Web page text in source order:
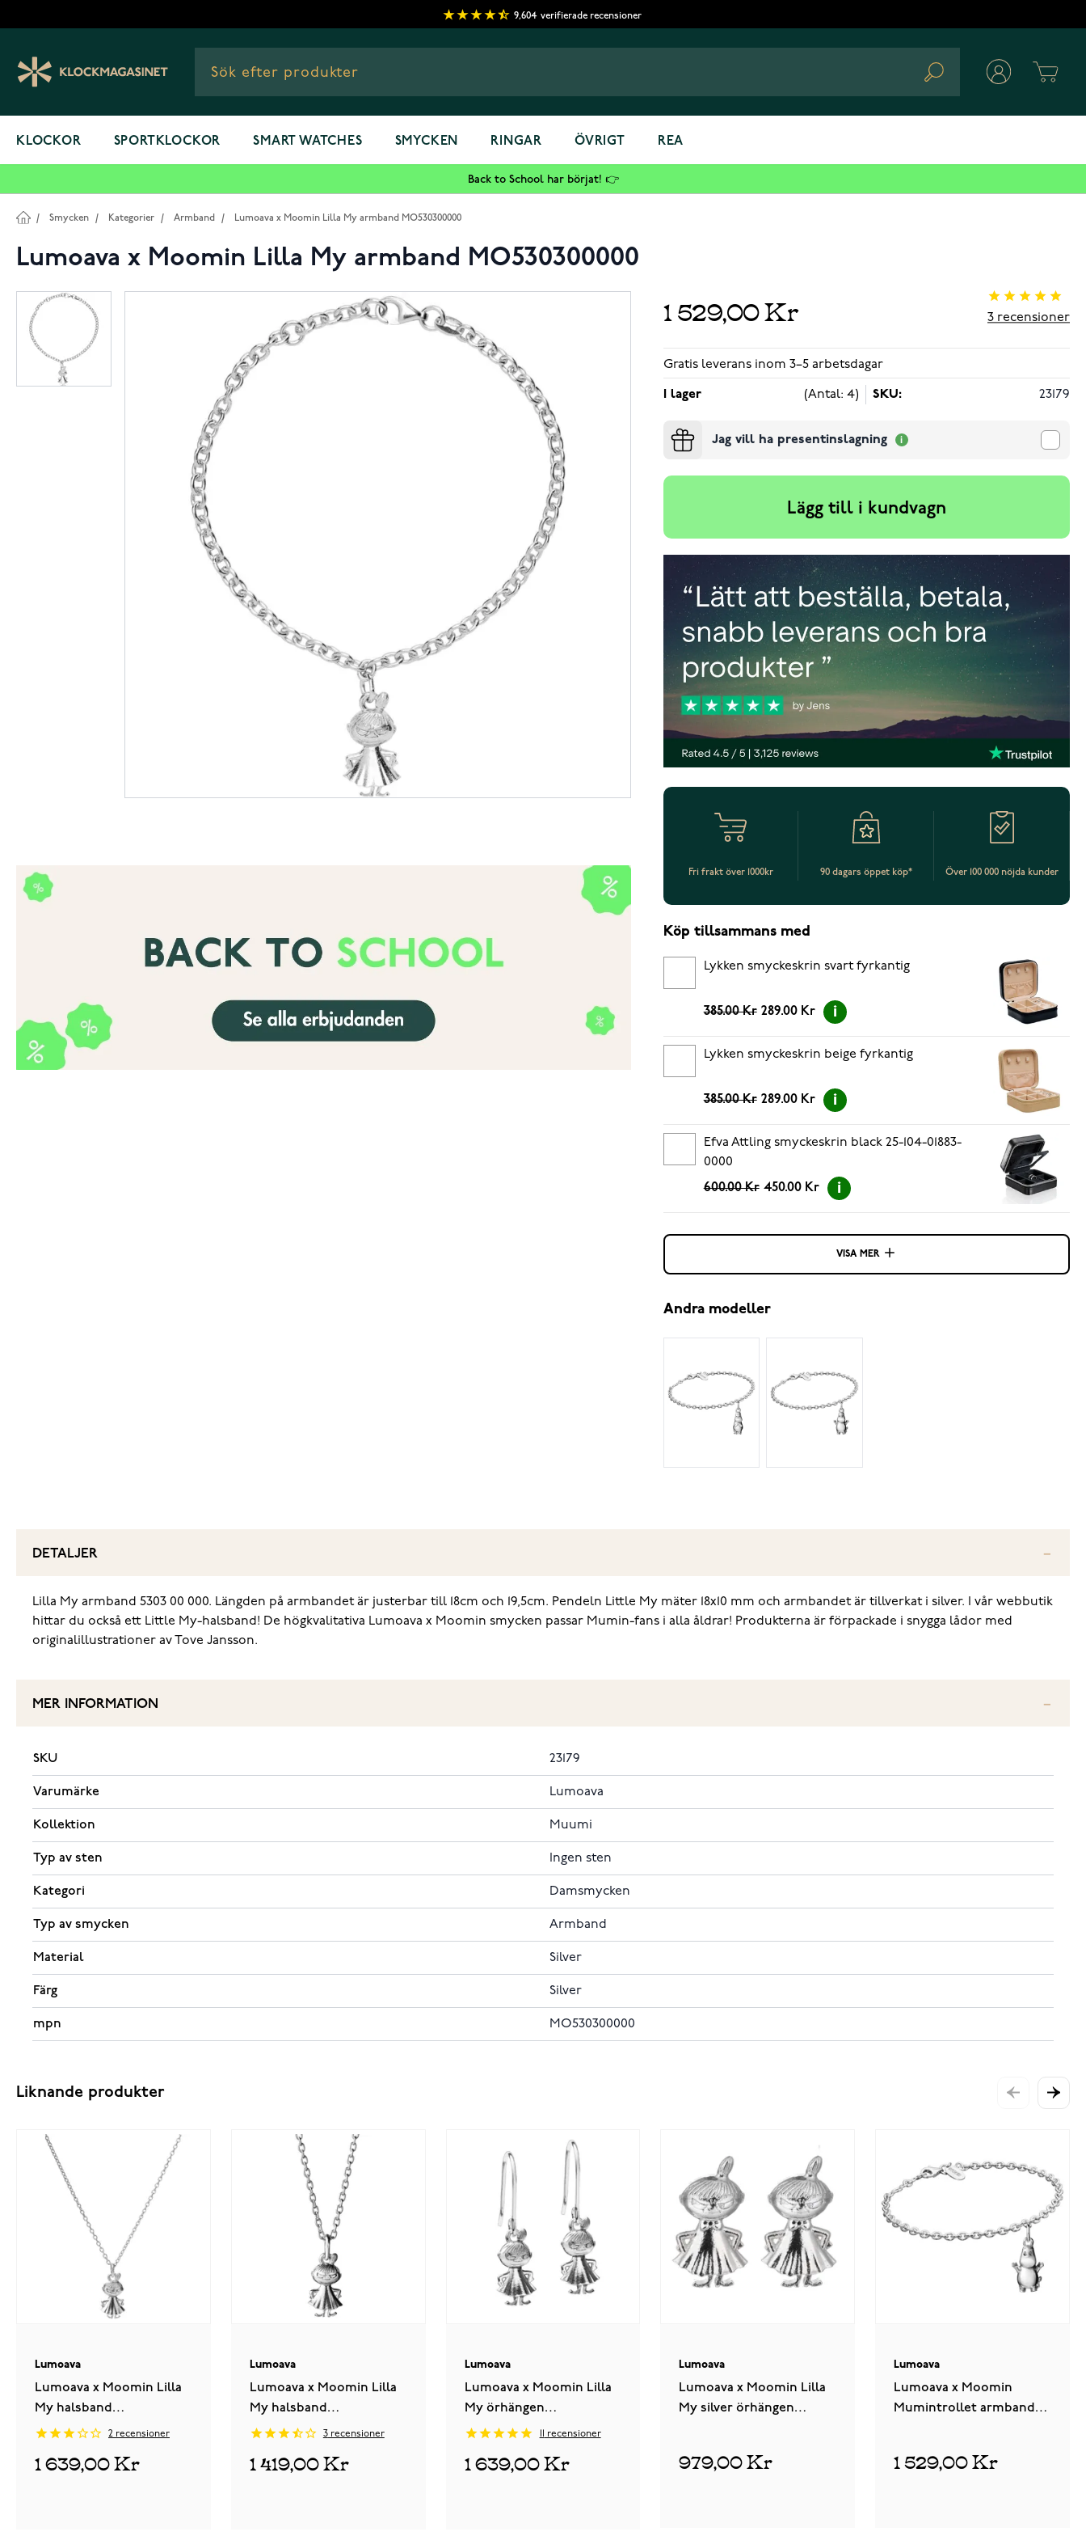
9,604 verifierade recensioner
Search
KLOCKOR SPORTKLOCKOR SMART WATCHES SMYCKEN RINGAR ÖVRIGT REA
Back to School har börjat! 👉
/ Smycken / Kategorier / Armband / Lumoava x Moomin Lilla My armband MO530300000
Lumoava x Moomin Lilla My armband MO530300000
1 529,00 Kr 3 recensioner
Gratis leverans inom 3–5 arbetsdagar
I lager (Antal: 4) SKU: 23179
Jag vill ha presentinslagning
Lägg till i kundvagn
Fri frakt över 1000kr 90 dagars öppet köp* Över 100 000 nöjda kunder
Köp tillsammans med
Lykken smyckeskrin svart fyrkantig
385.00 Kr 289.00 Kr
Lykken smyckeskrin beige fyrkantig
385.00 Kr 289.00 Kr
Efva Attling smyckeskrin black 25-104-01883-
0000
600.00 Kr 450.00 Kr
VISA MER
Andra modeller
DETALJER
Lilla My armband 5303 00 000. Längden på armbandet är justerbar till 18cm och 19,5cm. Pendeln Little My mäter 18x10 mm och armbandet är tillverkat i silver. I vår webbutik
hittar du också ett Little My-halsband! De högkvalitativa Lumoava x Moomin smycken passar Mumin-fans i alla åldrar! Produkterna är förpackade i snygga lådor med
originalillustrationer av Tove Jansson.
MER INFORMATION
SKU 23179
Varumärke Lumoava
Kollektion Muumi
Typ av sten Ingen sten
Kategori Damsmycken
Typ av smycken Armband
Material Silver
Färg Silver
mpn MO530300000
Liknande produkter
Lumoava
Lumoava x Moomin Lilla
My halsband
MO5603000002 recensioner
1 639,00 Kr
Lumoava
Lumoava x Moomin Lilla
My halsband
MO560320000 små
3recensioner
1 419,00 Kr
Lumoava
Lumoava x Moomin Lilla
My örhängen
MO550300000 recensioner
1 639,00 Kr
Lumoava
Lumoava x Moomin Lilla
My silver örhängen
979,00 Kr
Lumoava
Lumoava x Moomin
Mumintrollet armband
1 529,00 Kr